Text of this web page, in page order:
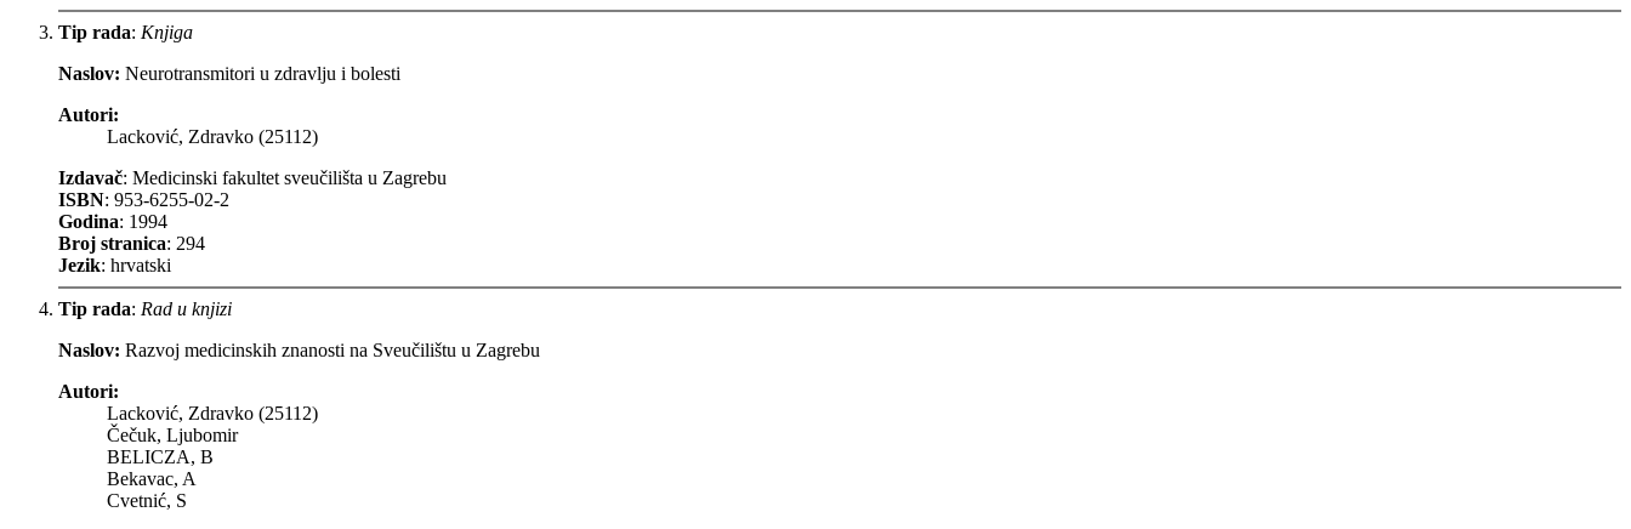
Tip rada: Knjiga
Naslov: Neurotransmitori u zdravlju i bolesti
Autori:
Lacković, Zdravko (25112)
Izdavač: Medicinski fakultet sveučilišta u Zagrebu
ISBN: 953-6255-02-2
Godina: 1994
Broj stranica: 294
Jezik: hrvatski
Tip rada: Rad u knjizi
Naslov: Razvoj medicinskih znanosti na Sveučilištu u Zagrebu
Autori:
Lacković, Zdravko (25112)
Čečuk, Ljubomir
BELICZA, B
Bekavac, A
Cvetnić, S